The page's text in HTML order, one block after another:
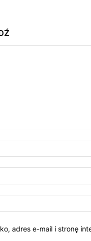
adres e-mail i stronę